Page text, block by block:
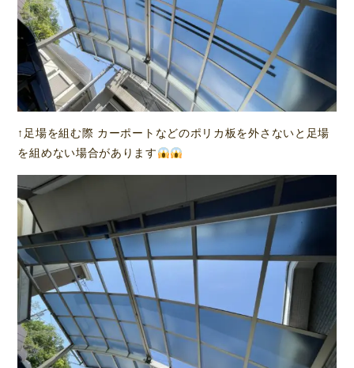
↑足場を組む際 カーポートなどのポリカ板を外さないと足場
を組めない場合があります